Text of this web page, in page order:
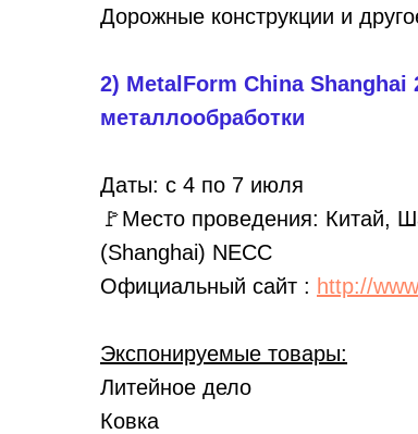
Дорожные конструкции и
2) MetalForm China
металлообработки
Даты: с 4 по 7 июля
🚩Место проведения: Китай,
(Shanghai) NECC
Официальный сайт : http://
Экспонируемые товары:
Литейное дело
Ковка